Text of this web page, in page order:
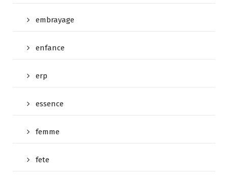
embrayage
enfance
erp
essence
femme
fete